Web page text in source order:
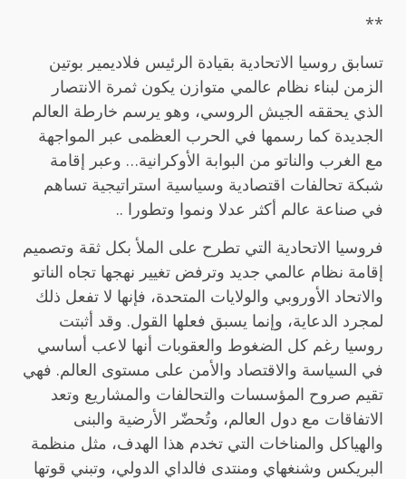
**
تسابق روسيا الاتحادية بقيادة الرئيس فلاديمير بوتين
الزمن لبناء نظام عالمي متوازن يكون ثمرة الانتصار
الذي يحققه الجيش الروسي، وهو يرسم خارطة العالم
الجديدة كما رسمها في الحرب العظمى عبر المواجهة
مع الغرب والناتو من البوابة الأوكرانية… وعبر إقامة
شبكة تحالفات اقتصادية وسياسية استراتيجية تساهم
في صناعة عالم أكثر عدلا ونموا وتطورا ..
فروسيا الاتحادية التي تطرح على الملأ بكل ثقة وتصميم
إقامة نظام عالمي جديد وترفض تغيير نهجها تجاه الناتو
والاتحاد الأوروبي والولايات المتحدة، فإنها لا تفعل ذلك
لمجرد الدعاية، وإنما يسبق فعلها القول. وقد أثبتت
روسيا رغم كل الضغوط والعقوبات أنها لاعب أساسي
في السياسة والاقتصاد والأمن على مستوى العالم. فهي
تقيم صروح المؤسسات والتحالفات والمشاريع وتعد
الاتفاقات مع دول العالم، وتُحضّر الأرضية والبنى
والهياكل والمناخات التي تخدم هذا الهدف، مثل منظمة
البريكس وشنغهاي ومنتدى فالداي الدولي، وتبني قوتها